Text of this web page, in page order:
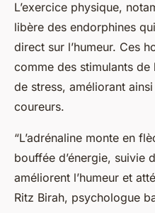
L’exercice physique,
libère des endorphines
direct sur l’humeur. Ces
comme des stimulants de
de stress, améliorant
coureurs.
“L’adrénaline monte en
bouffée d’énergie, suivie
améliorent l’humeur et
Ritz Birah, psychologue